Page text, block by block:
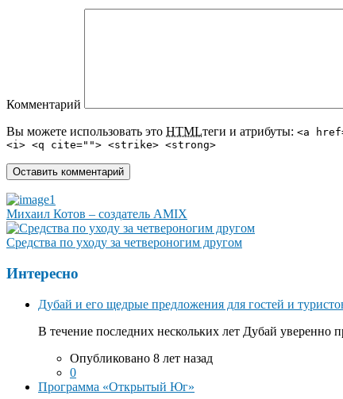
Комментарий
Вы можете использовать это HTMLтеги и атрибуты: <a
<i> <q cite=""> <strike> <strong>
Михаил Котов – создатель AMIX
Средства по уходу за четвероногим другом
Интересно
Дубай и его щедрые предложения для гостей и
В течение последних нескольких лет Дубай уверенно
Опубликовано 8 лет назад
0
Программа «Открытый Юг»